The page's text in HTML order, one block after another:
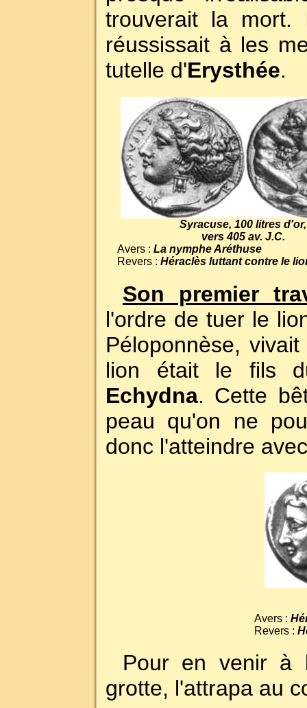
trouverait la
réussissait à les
tutelle d'Erysthée.
Syracuse, 100 litres d'or,
vers 405 av. J.C.
Avers : La nymphe Aréthuse
Revers : Héraclès luttant contre le
Son premier
l'ordre de tuer le
Péloponnèse,
lion était le fils
Echydna. Cette
peau qu'on ne
donc l'atteindre
Avers :
Revers :
Pour en venir
grotte, l'attrapa au